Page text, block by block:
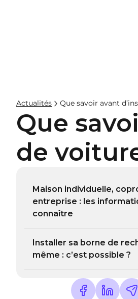
Actualités Que savoir avant
Que
de
Maison individuelle,
entreprise : les
connaître
Installer sa borne de
même : c’est possible ?